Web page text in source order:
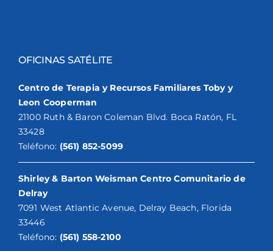
OFICINAS SATÉLITE
Centro de Terapia y Recursos Familiares Toby y
Leon Cooperman
21100 Ruth & Baron Coleman Blvd. Boca Ratón, FL
33428
Teléfono: (561) 852-5099
Shirley & Barton Weisman Centro Comunitario de
Delray
7091 West Atlantic Avenue, Delray Beach, Florida
33446
Teléfono: (561) 558-2100